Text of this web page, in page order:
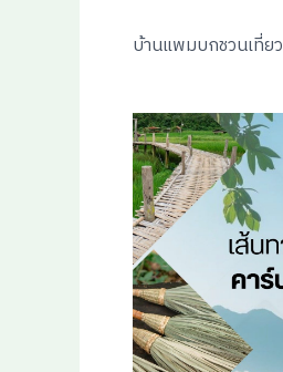
บ้านแพมบกชวนเที่ยว